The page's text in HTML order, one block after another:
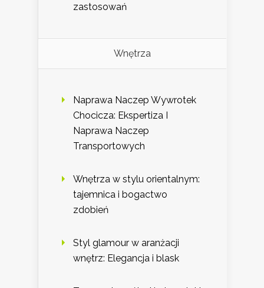
zastosowań
Wnętrza
Naprawa Naczep Wywrotek
Chocicza: Ekspertiza I
Naprawa Naczep
Transportowych
Wnętrza w stylu orientalnym:
tajemnica i bogactwo
zdobień
Styl glamour w aranżacji
wnętrz: Elegancja i blask